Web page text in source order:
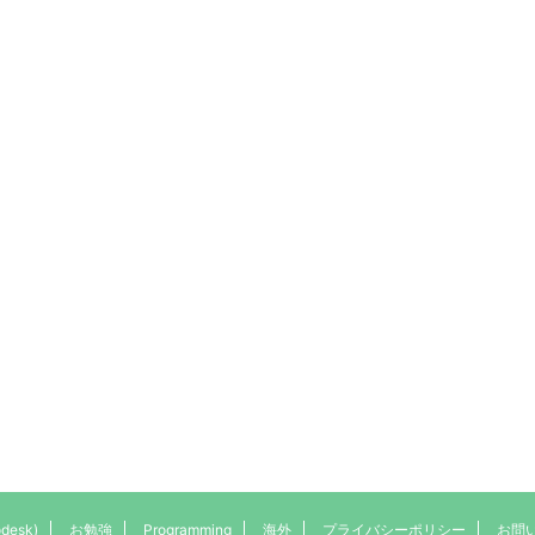
お勉強 Programming 海外 プライバシーポリシー お問